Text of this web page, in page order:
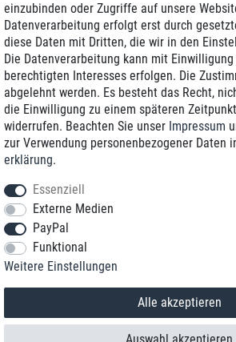
Zustellung am
Günstiger
Generalüberholt mit
+49 8989
*Sie erreichen uns zum Ortstarif von Montag bis Freitag
© 2018 TOP TEN Computervertrieb
einzubinden oder Zugriffe auf unsere
Datenverarbeitung erfolgt erst durch
diese Daten mit Dritten, die wir in den
Die Datenverarbeitung kann mit
berechtigten Interesses erfolgen. Die
abgelehnt werden. Es besteht das Recht,
die Einwilligung zu einem späteren
widerrufen. Beachten Sie unser Impressum
zur Verwendung personenbezogener Daten
erklärung.
Essenziell
Externe Medien
PayPal
Funktional
Weitere Einstellungen
Alle akzeptieren